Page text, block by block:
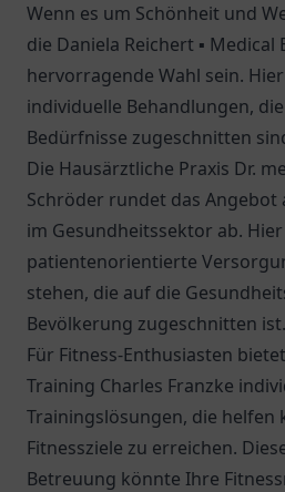
Wenn es um Schönheit und
die Daniela Reichert ▪ Medical
hervorragende Wahl sein.
individuelle Behandlungen,
Bedürfnisse zugeschnitten
Die Hausärztliche Praxis Dr.
Schröder rundet das Angebot
im Gesundheitssektor ab.
patientenorientierte
stehen, die auf die
Bevölkerung zugeschnitten ist.
Für Fitness-Enthusiasten
Training Charles Franzke
Trainingslösungen, die helfen
Fitnessziele zu erreichen.
Betreuung könnte Ihre